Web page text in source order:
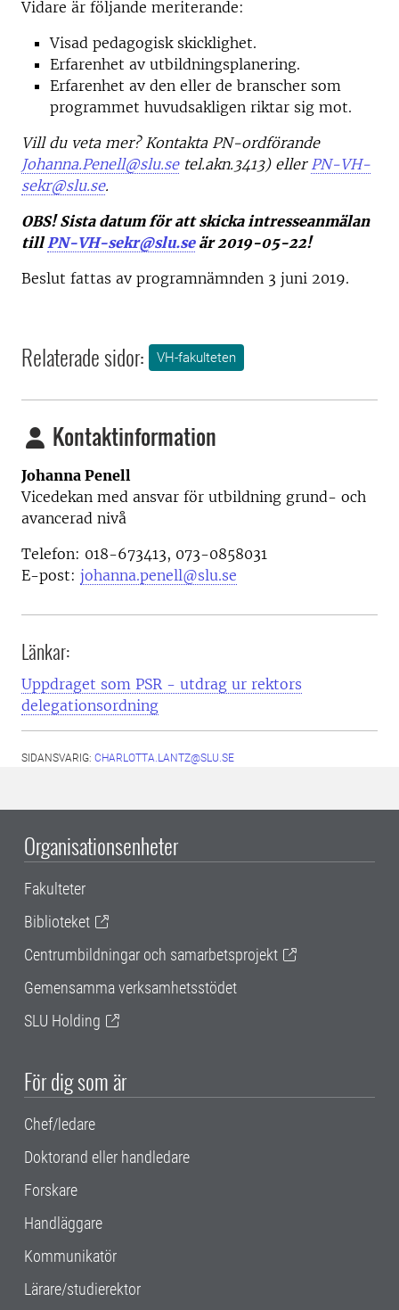
Vidare är följande meriterande:
Visad pedagogisk skicklighet.
Erfarenhet av utbildningsplanering.
Erfarenhet av den eller de branscher som
programmet huvudsakligen riktar sig mot.
Vill du veta mer? Kontakta PN-ordförande
Johanna.Penell@slu.setel.akn.3413) eller PN-VH-
sekr@slu.se.
OBS! Sista datum för att skicka intresseanmälan
tillPN-VH-sekr@slu.seär 2019-05-22!
Beslut fattas av programnämnden 3 juni 2019.
Relaterade sidor: VH-fakulteten
Kontaktinformation
Johanna Penell
Vicedekan med ansvar för utbildning grund- och
avancerad nivå
Telefon: 018-673413, 073-0858031
E-post: johanna.penell@slu.se
Länkar:
Uppdraget som PSR - utdrag ur rektors
delegationsordning
SIDANSVARIG: CHARLOTTA.LANTZ@SLU.SE
Organisationsenheter
Fakulteter
Biblioteket
Centrumbildningar och samarbetsprojekt
Gemensamma verksamhetsstödet
SLU Holding
För dig som är
Chef/ledare
Doktorand eller handledare
Forskare
Handläggare
Kommunikatör
Lärare/studierektor